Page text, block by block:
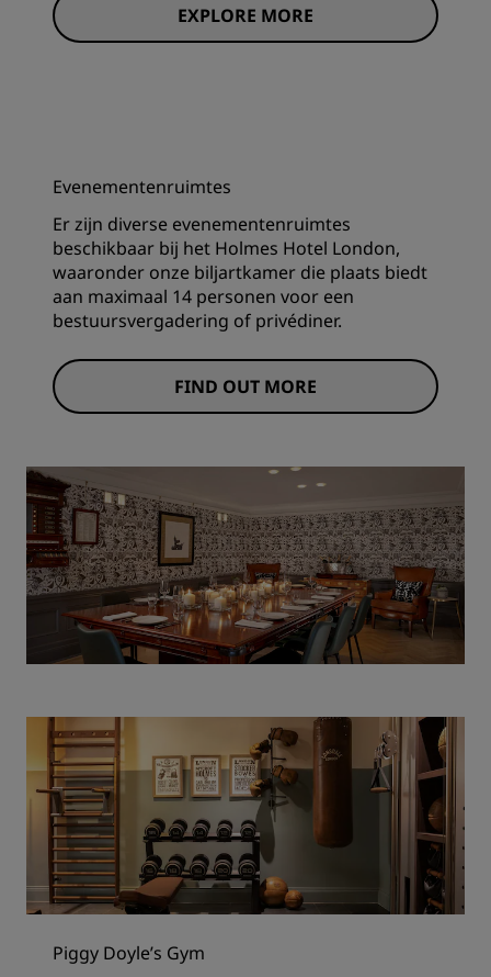
EXPLORE MORE
Evenementenruimtes
Er zijn diverse evenementenruimtes
beschikbaar bij het Holmes Hotel London,
waaronder onze biljartkamer die plaats biedt
aan maximaal 14 personen voor een
bestuursvergadering of privédiner.
FIND OUT MORE
Piggy Doyle’s Gym